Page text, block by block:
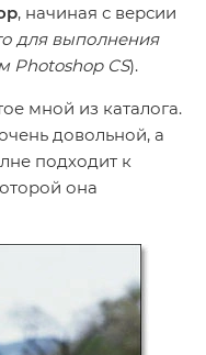
, начиная с версии
для выполнения
Photoshop CS).
мной из каталога.
довольной, а
подходит к
она